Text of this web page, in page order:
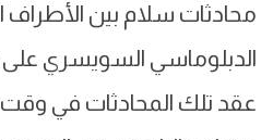
محادثات سلام بين الأطراف
الدبلوماسي السويسري
عقد تلك المحادثات في